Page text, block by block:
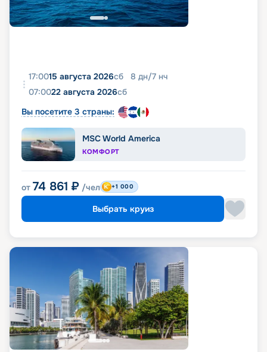
17:0015 августа 2026сб 8 дн/7 нч
07:0022 августа 2026сб
Вы посетите 3 страны:
MSC World America
КОМФОРТ
от 74 861 ₽ /чел +1 000
Выбрать круиз